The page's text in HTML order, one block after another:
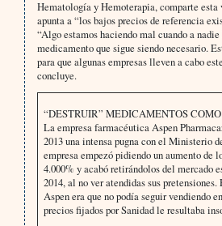
Hematología y Hemoterapia, comparte esta
apunta a “los bajos precios de referencia
“Algo estamos haciendo mal cuando a
medicamento que sigue siendo necesario.
para que algunas empresas lleven a cabo
concluye.
“DESTRUIR” MEDICAMENTOS
La empresa farmacéutica Aspen
2013 una intensa pugna con el Ministerio
empresa empezó pidiendo un aumento de
4.000% y acabó retirándolos del mercado
2014, al no ver atendidas sus
Aspen era que no podía seguir vendiendo
precios fijados por Sanidad le resultaba